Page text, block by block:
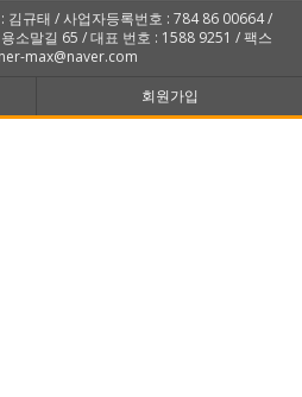
김규태 / 사업자등록번호 : 784 86 00664 /
소말길 65 / 대표 번호 : 1588 9251 / 팩스
max@naver.com
회원가입